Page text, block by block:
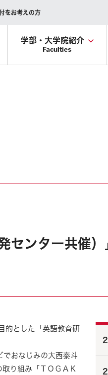
をお考えの方
学部・大学院紹介
Faculties
センター共催
的とした「英語教育研
でおなじみの大西泰斗
り組み「ＴＯＧＡＫ